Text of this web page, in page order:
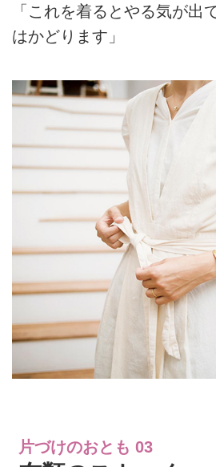
「これを着るとやる気が出
はかどります」
片づけのおとも 03